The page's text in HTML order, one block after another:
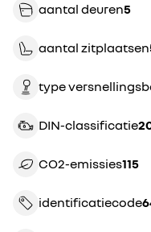
aantal deuren5
aantal zitplaatsen
type
DIN-classificatie
CO2-emissies 115
identificatiecode